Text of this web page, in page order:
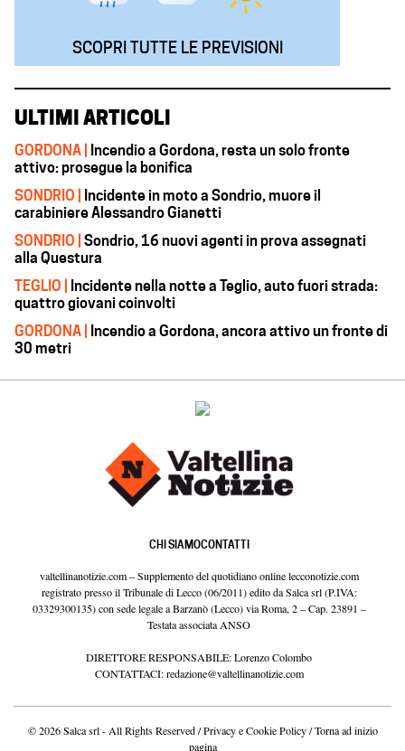
SCOPRI TUTTE LE PREVISIONI
ULTIMI ARTICOLI
GORDONA |
Incendio a Gordona, resta un solo fronte
attivo: prosegue la bonifica
SONDRIO |
Incidente in moto a Sondrio, muore il
carabiniere Alessandro Gianetti
SONDRIO | Sondrio, 16 nuovi agenti in prova assegnati
alla Questura
TEGLIO |
Incidente nella notte a Teglio, auto fuori strada:
quattro giovani coinvolti
GORDONA |
Incendio a Gordona, ancora attivo un fronte di
30 metri
CHI SIAMOCONTATTI
valtellinanotizie.com – Supplemento del quotidiano online lecconotizie.com
registrato presso il Tribunale di Lecco (06/2011) edito da Salca srl (P.IVA:
03329300135) con sede legale a Barzanò (Lecco) via Roma, 2 – Cap. 23891 –
Testata associata ANSO
DIRETTORE RESPONSABILE: Lorenzo Colombo
CONTATTACI:redazione@valtellinanotizie.com
© 2026 Salca srl - All Rights Reserved /Privacy e Cookie Policy/Torna ad inizio
pagina